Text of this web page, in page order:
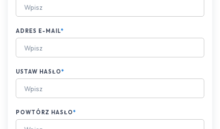
ADRES E-MAIL*
USTAW HASŁO*
POWTÓRZ HASŁO*